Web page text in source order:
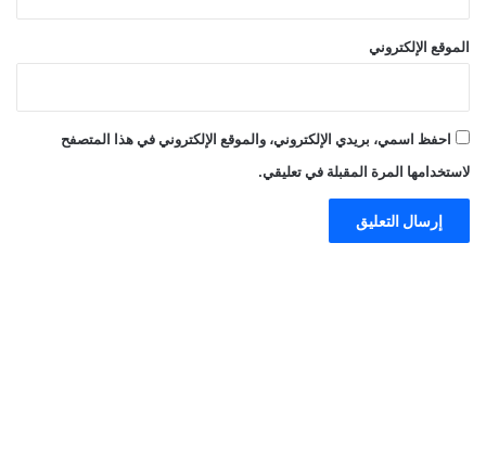
الموقع الإلكتروني
احفظ اسمي، بريدي الإلكتروني، والموقع الإلكتروني في هذا المتصفح
لاستخدامها المرة المقبلة في تعليقي.